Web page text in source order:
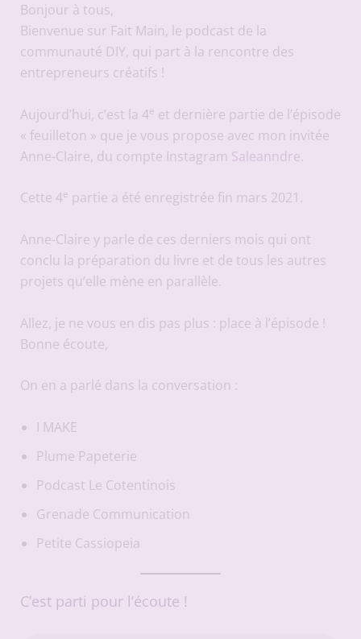
Bonjour à tous,
Bienvenue sur Fait Main, le podcast de la
communauté DIY, qui part à la rencontre des
entrepreneurs créatifs !
Aujourd’hui, c’est la 4e et dernière partie de l’épisode
« feuilleton » que je vous propose avec mon invitée
Anne-Claire, du compte Instagram Saleanndre.
Cette 4e partie a été enregistrée fin mars 2021.
Anne-Claire y parle de ces derniers mois qui ont
conclu la préparation du livre et de tous les autres
projets qu’elle mène en parallèle.
Allez, je ne vous en dis pas plus : place à l’épisode !
Bonne écoute,
On en a parlé dans la conversation :
I MAKE
Plume Papeterie
Podcast Le Cotentinois
Grenade Communication
Petite Cassiopeia
C’est parti pour l’écoute !